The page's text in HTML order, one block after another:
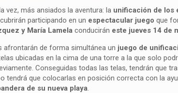
vez, más ansiados la aventura: la unificación de los
participando en un espectacular juego que
y María Lamela conducirán este jueves 14 de
afrontarán de forma simultánea un juego de
ubicadas en la cima de una torre a la que solo
Conseguidas todas las telas, tendrán que
tendrá que colocarlas en posición correcta con la
de su nueva playa